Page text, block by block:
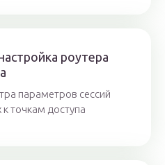
роутера
параметров сессий
точкам доступа